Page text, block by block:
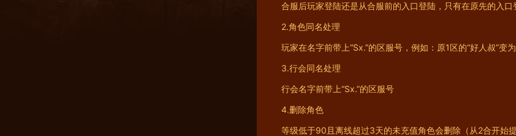
合服后玩家登陆还是从合服前的入口登陆，只有在原先的入
2.角色同名处理
玩家在名字前带上“Sx.”的区服号，例如：原1区的“好人叔”变为
3.行会同名处理
行会名字前带上“Sx.”的区服号
4.删除角色
等级低于90且离线超过3天的未充值角色会删除（从2合开始